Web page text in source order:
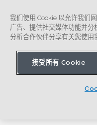
我们使用 Cookie 以允许我们
广告、提供社交媒体功能并分
分析合作伙伴分享有关您使用
接受所有 Cookie